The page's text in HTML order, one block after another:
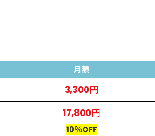
月額
3,300円
17,800円
10％OFF